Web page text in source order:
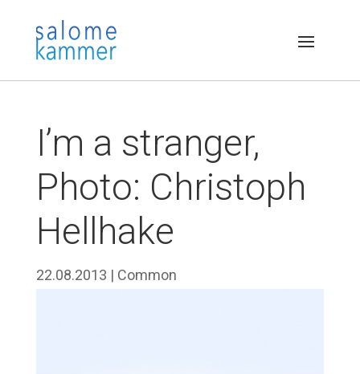
I’m a stranger,
Photo: Christoph
Hellhake
22.08.2013 | Common